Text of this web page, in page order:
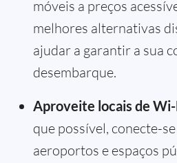
móveis a preços
melhores alternativas
ajudar a garantir a sua
desembarque.
Aproveite locais de
que possível, conecte-
aeroportos e espaços